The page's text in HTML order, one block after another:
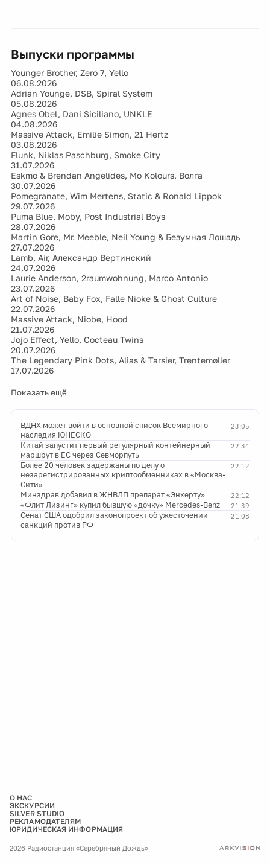
Выпуски программы
Younger Brother, Zero 7, Yello
06.08.2026
Adrian Younge, DSB, Spiral System
05.08.2026
Agnes Obel, Dani Siciliano, UNKLE
04.08.2026
Massive Attack, Emilie Simon, 21 Hertz
03.08.2026
Flunk, Niklas Paschburg, Smoke City
31.07.2026
Eskmo & Brendan Angelides, Mo Kolours, Волга
30.07.2026
Pomegranate, Wim Mertens, Static & Ronald Lippok
29.07.2026
Puma Blue, Moby, Post Industrial Boys
28.07.2026
Martin Gore, Mr. Meeble, Neil Young & Безумная Лошадь
27.07.2026
Lamb, Air, Александр Вертинский
24.07.2026
Laurie Anderson, 2raumwohnung, Marco Antonio
23.07.2026
Art of Noise, Baby Fox, Falle Nioke & Ghost Culture
22.07.2026
Massive Attack, Niobe, Hood
21.07.2026
Jojo Effect, Yello, Cocteau Twins
20.07.2026
The Legendary Pink Dots, Alias & Tarsier, Trentemøller
17.07.2026
Показать ещё
23:05
ВДНХ может войти в основной список Всемирного
наследия ЮНЕСКО
22:34
Китай запустит первый регулярный контейнерный
маршрут в ЕС через Севморпуть
22:12
Более 20 человек задержаны по делу о
незарегистрированных криптообменниках в «Москва-
Сити»
22:12
Минздрав добавил в ЖНВЛП препарат «Энхерту»
21:39
«Флит Лизинг» купил бывшую «дочку» Mercedes-Benz
21:08
Сенат США одобрил законопроект об ужесточении
санкций против РФ
О НАС
ЭКСКУРСИИ
SILVER STUDIO
РЕКЛАМОДАТЕЛЯМ
ЮРИДИЧЕСКАЯ ИНФОРМАЦИЯ
2026 Радиостанция «Серебряный Дождь»